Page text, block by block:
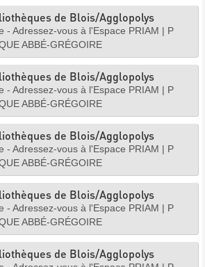
de Blois/Agglopolys
- Adressez-vous à l'Espace PRIAM | P
ABBÉ-GRÉGOIRE
de Blois/Agglopolys
- Adressez-vous à l'Espace PRIAM | P
ABBÉ-GRÉGOIRE
de Blois/Agglopolys
- Adressez-vous à l'Espace PRIAM | P
ABBÉ-GRÉGOIRE
de Blois/Agglopolys
- Adressez-vous à l'Espace PRIAM | P
ABBÉ-GRÉGOIRE
de Blois/Agglopolys